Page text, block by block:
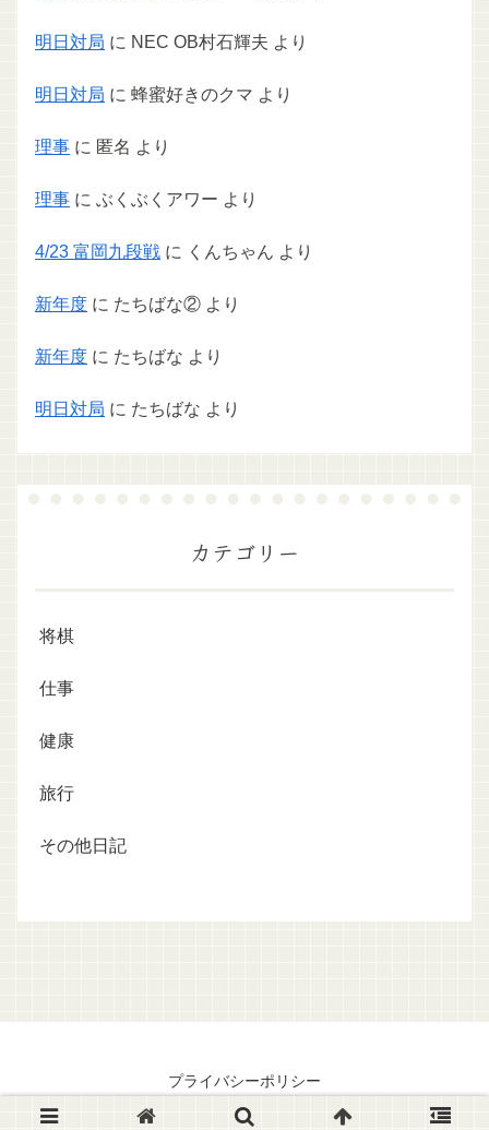
明日対局 に NEC OB村石輝夫 より
明日対局 に 蜂蜜好きのクマ より
理事 に 匿名 より
理事 に ぶくぶくアワー より
4/23 富岡九段戦 に くんちゃん より
新年度 に たちばな② より
新年度 に たちばな より
明日対局 に たちばな より
カテゴリー
将棋
仕事
健康
旅行
その他日記
プライバシーポリシー
© 2007 瀬川晶司のシャララ日記.